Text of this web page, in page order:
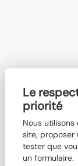
Le
priorité
Nous
site, proposer
tester que
un formulaire.